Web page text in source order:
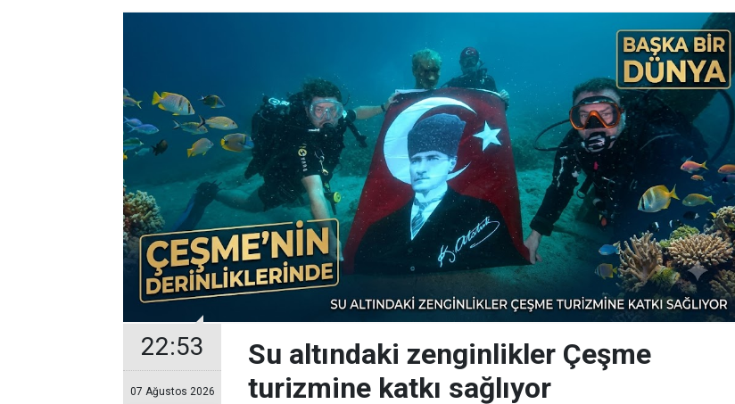
22:53
07 Ağustos 2026
Su altındaki zenginlikler Çeşme
turizmine katkı sağlıyor